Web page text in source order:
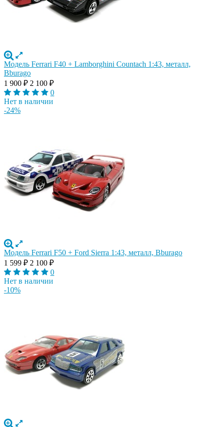
Модель Ferrari F40 + Lamborghini Countach 1:43, металл,
Bburago
1 900 ₽ 2 100 ₽
0
Нет в наличии
-24%
Модель Ferrari F50 + Ford Sierra 1:43, металл, Bburago
1 599 ₽ 2 100 ₽
0
Нет в наличии
-10%